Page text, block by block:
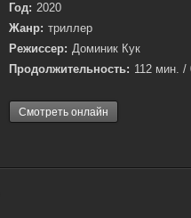
Год: 2020
Жанр: триллер
Режиссер: Доминик Кук
Продолжительность: 112 мин. /
Смотреть онлайн